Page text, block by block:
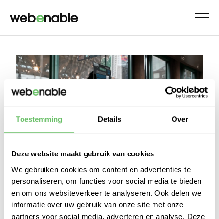
Toestemming Details Over
Deze website maakt gebruik van cookies
We gebruiken cookies om content en advertenties te
personaliseren, om functies voor social media te bieden
en om ons websiteverkeer te analyseren. Ook delen we
informatie over uw gebruik van onze site met onze
partners voor social media, adverteren en analyse. Deze
Onze zeer gewaardeerde collega Mark
Coenradie doet dit jaar weer mee aan ‘De
Kilometer Kampioen’. Dit is een tweejaarlijkse
wedstrijd waarbij de uitdaging is om op één dag